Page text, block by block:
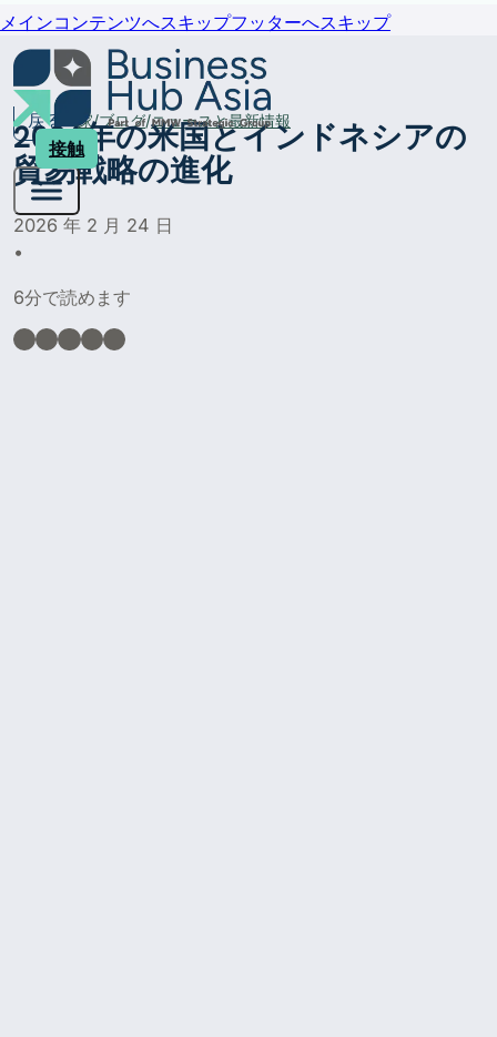
メインコンテンツへスキップフッターへスキップ
接触
戻る 家 ブログ ニュースと最新情報
2026年の米国とインドネシアの
貿易戦略の進化
2026 年 2 月 24 日
•
6分で読めます